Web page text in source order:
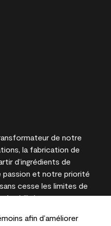
afin d’améliorer
de notre
la fabrication de
d’ingrédients de
passion et notre priorité
cesse les limites de
durabilité pour